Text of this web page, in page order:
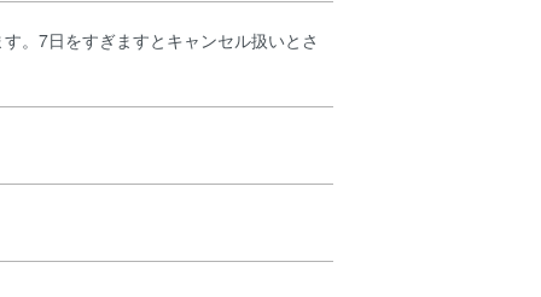
。7日をすぎますとキャンセル扱いとさ